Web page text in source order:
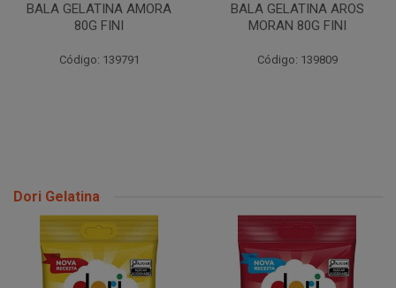
BALA GELATINA AMORA
80G FINI
Código: 139791
BALA GELATINA AROS
MORAN 80G FINI
Código: 139809
Dori Gelatina